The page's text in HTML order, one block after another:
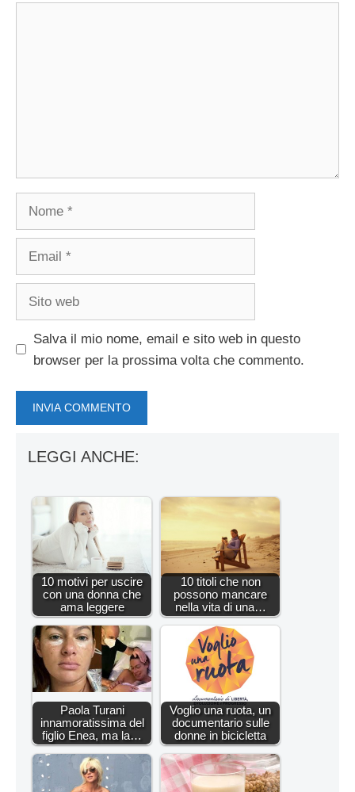
Salva il mio nome, email e sito web in questo
browser per la prossima volta che commento.
LEGGI ANCHE:
10 motivi per uscire
con una donna che
ama leggere
10 titoli che non
possono mancare
nella vita di una…
Paola Turani
innamoratissima del
figlio Enea, ma la…
Voglio una ruota, un
documentario sulle
donne in bicicletta